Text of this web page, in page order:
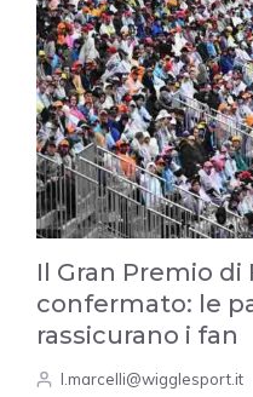
Il Gran Premio di
confermato: le
rassicurano i fan
l.marcelli@wigglesport.it